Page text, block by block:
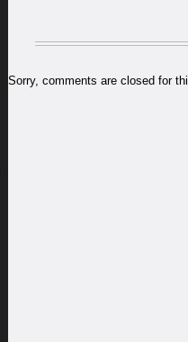
Sorry, comments are closed for